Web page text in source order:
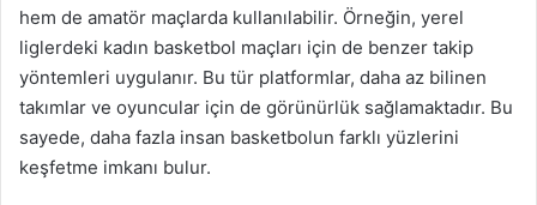
hem de amatör maçlarda kullanılabilir. Örneğin, yerel
liglerdeki kadın basketbol maçları için de benzer takip
yöntemleri uygulanır. Bu tür platformlar, daha az bilinen
takımlar ve oyuncular için de görünürlük sağlamaktadır. Bu
sayede, daha fazla insan basketbolun farklı yüzlerini
keşfetme imkanı bulur.